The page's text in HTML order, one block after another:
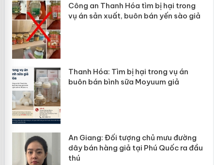
Công an Thanh Hóa tìm bị hại trong
vụ án sản xuất, buôn bán yến sào giả
Thanh Hóa: Tìm bị hại trong vụ án
buôn bán bình sữa Moyuum giả
An Giang: Đối tượng chủ mưu đường
dây bán hàng giả tại Phú Quốc ra đầu
thú